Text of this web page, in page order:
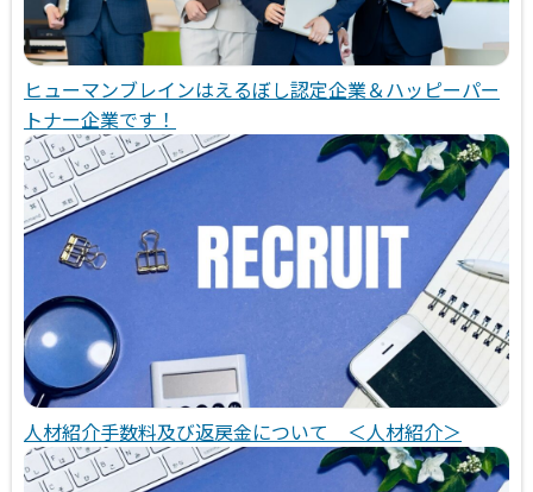
ヒューマンブレインはえるぼし認定企業＆ハッピーパー
トナー企業です！
人材紹介手数料及び返戻金について ＜人材紹介＞